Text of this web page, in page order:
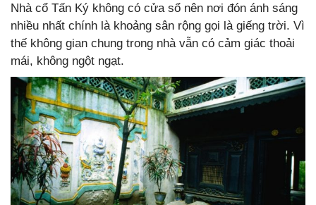
Nhà cổ Tấn Ký không có cửa sổ nên nơi đón ánh sáng
nhiều nhất chính là khoảng sân rộng gọi là giếng trời. Vì
thế không gian chung trong nhà vẫn có cảm giác thoải
mái, không ngột ngạt.